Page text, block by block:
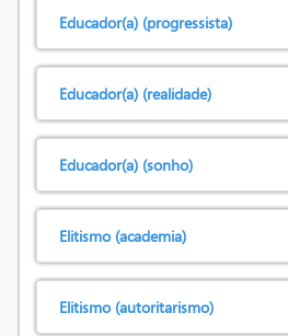
Educador(a) (progressista)
Educador(a) (realidade)
Educador(a) (sonho)
Elitismo (academia)
Elitismo (autoritarismo)